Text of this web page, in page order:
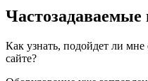
Частозадаваемые
Как узнать, подойдет ли мне
сайте?